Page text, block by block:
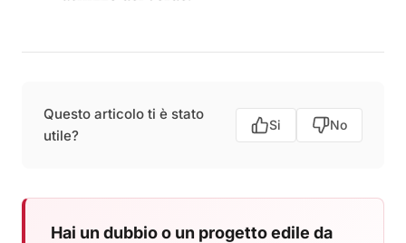
Questo articolo ti è stato
utile?
Si No
Hai un dubbio o un progetto edile da